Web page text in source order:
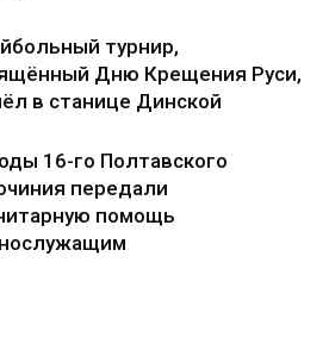
турнир,
Дню Крещения Руси,
в станице Динской
16-го Полтавского
передали
помощь